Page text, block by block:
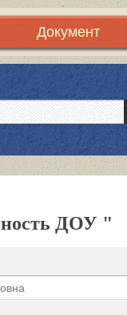
Документ
ДОУ "